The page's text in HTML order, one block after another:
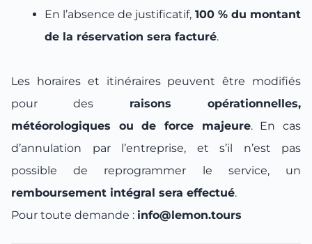
En l’absence de justificatif, 100 % du montant
de la réservation sera facturé.
Les horaires et itinéraires peuvent être modifiés
pour des raisons opérationnelles,
météorologiques ou de force majeure. En cas
d’annulation par l’entreprise, et s’il n’est pas
possible de reprogrammer le service, un
remboursement intégral sera effectué.
Pour toute demande : info@lemon.tours